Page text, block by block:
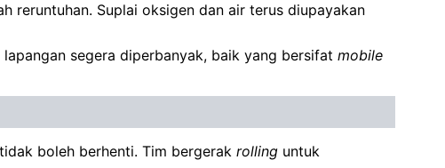
reruntuhan. Suplai oksigen dan air terus diupayakan
segera diperbanyak, baik yang bersifat mobile
boleh berhenti. Tim bergerak rolling untuk